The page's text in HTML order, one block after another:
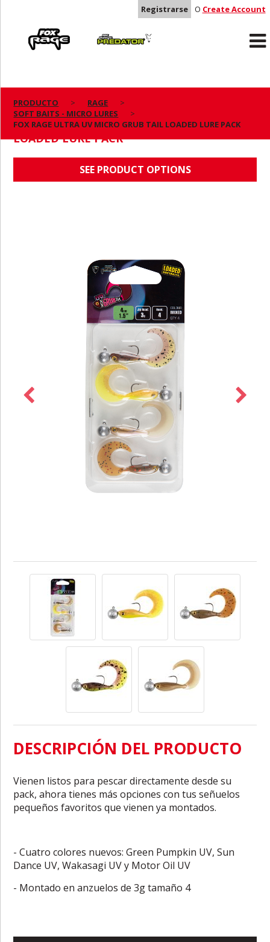
Registrarse O Create Account
Predator
PRODUCTO
RAGE
SOFT BAITS - MICRO LURES
FOX RAGE ULTRA UV MICRO GRUB TAIL LOADED LURE PACK
FOX RAGE ULTRA UV MICRO GRUB TAIL
LOADED LURE PACK
SEE PRODUCT OPTIONS
DESCRIPCIÓN DEL PRODUCTO
Vienen listos para pescar directamente desde su
pack, ahora tienes más opciones con tus señuelos
pequeños favoritos que vienen ya montados.
- Cuatro colores nuevos: Green Pumpkin UV, Sun
Dance UV, Wakasagi UV y Motor Oil UV
- Montado en anzuelos de 3g tamaño 4